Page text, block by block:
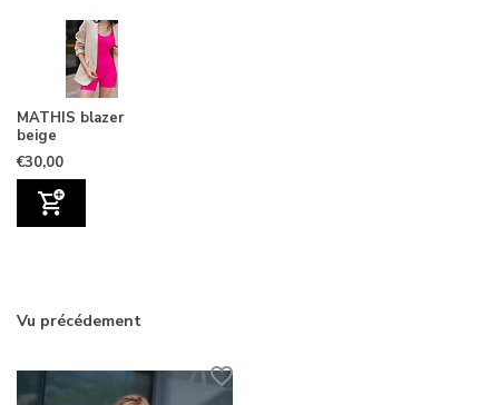
MATHIS blazer
beige
€30,00
Vu précédement